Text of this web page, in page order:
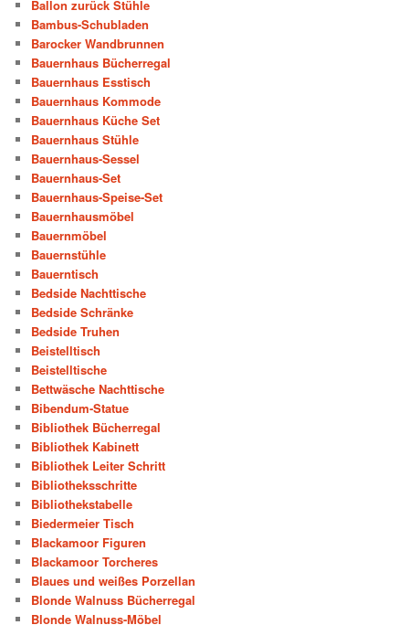
Ballon zurück Stühle
Bambus-Schubladen
Barocker Wandbrunnen
Bauernhaus Bücherregal
Bauernhaus Esstisch
Bauernhaus Kommode
Bauernhaus Küche Set
Bauernhaus Stühle
Bauernhaus-Sessel
Bauernhaus-Set
Bauernhaus-Speise-Set
Bauernhausmöbel
Bauernmöbel
Bauernstühle
Bauerntisch
Bedside Nachttische
Bedside Schränke
Bedside Truhen
Beistelltisch
Beistelltische
Bettwäsche Nachttische
Bibendum-Statue
Bibliothek Bücherregal
Bibliothek Kabinett
Bibliothek Leiter Schritt
Bibliotheksschritte
Bibliothekstabelle
Biedermeier Tisch
Blackamoor Figuren
Blackamoor Torcheres
Blaues und weißes Porzellan
Blonde Walnuss Bücherregal
Blonde Walnuss-Möbel